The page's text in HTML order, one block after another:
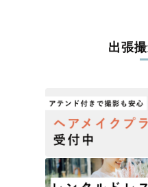
出張